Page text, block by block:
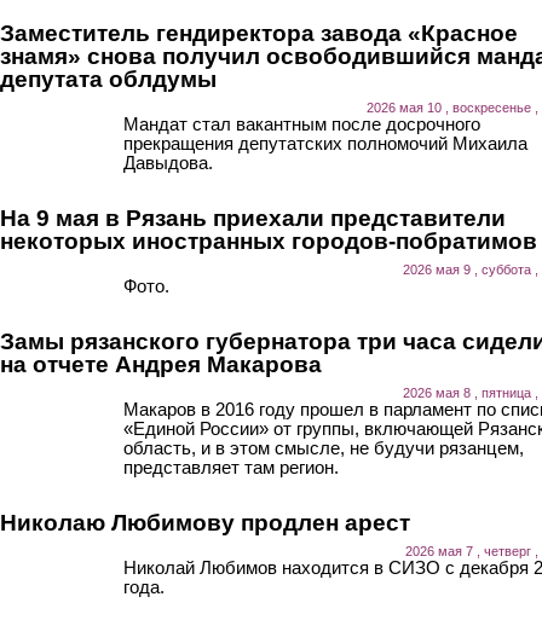
Заместитель гендиректора завода «Красное
знамя» снова получил освободившийся
депутата облдумы
2026 мая 10 , воскресенье ,
Мандат стал вакантным после досрочного
прекращения депутатских полномочий Михаила
Давыдова.
На 9 мая в Рязань приехали представители
некоторых иностранных городов-побратимов
2026 мая 9 , суббота ,
Фото.
Замы рязанского губернатора три часа
на отчете Андрея Макарова
2026 мая 8 , пятница ,
Макаров в 2016 году прошел в парламент по
«Единой России» от группы, включающей
область, и в этом смысле, не будучи рязанцем,
представляет там регион.
Николаю Любимову продлен арест
2026 мая 7 , четверг ,
Николай Любимов находится в СИЗО с декабря
года.